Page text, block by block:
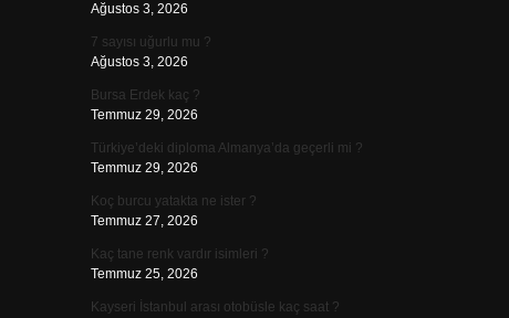
Ağustos 3, 2026
7 sayısı uğurlu mu ?
Ağustos 3, 2026
Bursa Erdek kaç ?
Temmuz 29, 2026
Türkiye’deki diploma Almanya’da geçerli mi ?
Temmuz 29, 2026
Koç burcu yatakta ne ister ?
Temmuz 27, 2026
Kaç tane renk vardır isimleri ?
Temmuz 25, 2026
Kayseri İstanbul arası otobüsle kaç saat ?